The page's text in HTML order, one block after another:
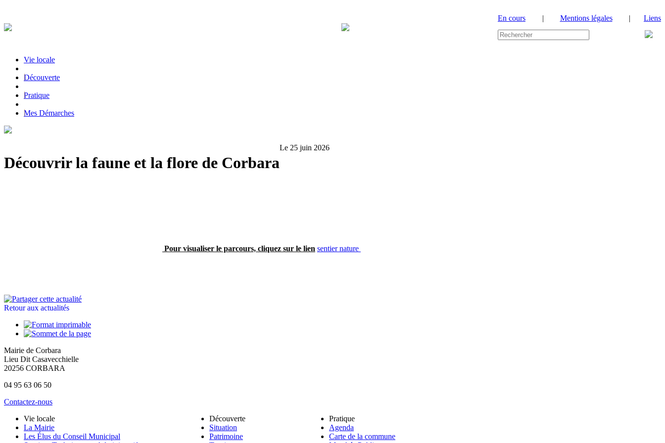
En cours | Mentions légales | Liens
Vie locale
|Découverte
|Pratique
|Mes Démarches
Découvrir la faune et la flore de Corbara
Le 25 juin 2026
Pour visualiser le parcours, cliquez sur le lien sentier nature
Retour aux actualités
Mairie de Corbara
Lieu Dit Casavecchielle
20256 CORBARA
04 95 63 06 50
Contactez-nous
Vie locale
La Mairie
Les Élus du Conseil Municipal
Découverte
Situation
Patrimoine
Pratique
Agenda
Carte de la commune